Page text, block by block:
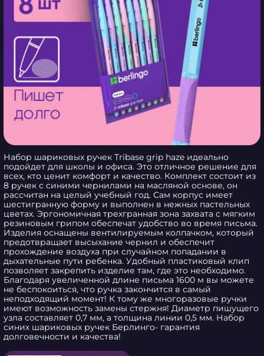
Набор шариковых ручек Tribase grip haze идеально
подойдет для школы и офиса. Это отличное решение для
всех, кто ценит комфорт и качество. Комплект состоит из
8 ручек с синими чернилами на масляной основе, он
рассчитан на целый учебный год. Сам корпус имеет
шестигранную форму и выполнен в нежных пастельных
цветах. Эргономичная трехгранная зона захвата с мягким
резиновым грипом обеспечат удобство во время письма.
Изделия оснащены вентилируемым колпачком, который
предотвращает высыхание чернил и обеспечит
прохождение воздуха при случайном попадании в
дыхательные пути ребенка. Удобный пластиковый клип
позволяет закрепить изделие там, где это необходимо.
Благодаря увеличенной длине письма 1600 м вы можете
не беспокоиться, что ручка закончится в самый
неподходящий момент! К тому же многоразовые ручки
имеют возможность замены стержня! Диаметр пишущего
узла составляет 0,7 мм, а толщина линии 0,5 мм. Набор
синих шариковых ручек Берлинго- гарантия
долговечности и качества!